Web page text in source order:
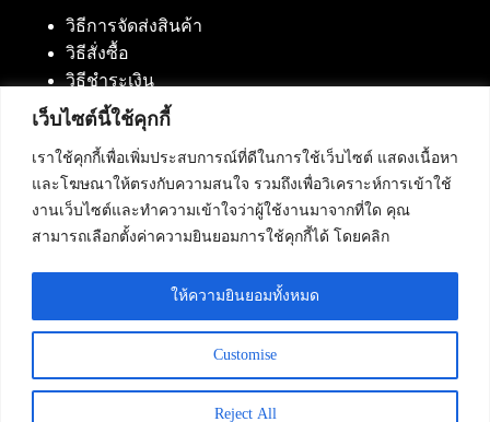
เว็บไซต์นี้ใช้คุกกี้
เราใช้คุกกี้เพื่อเพิ่มประสบการณ์ที่ดีในการใช้เว็บไซต์ แสดงเนื้อหา
และโฆษณาให้ตรงกับความสนใจ รวมถึงเพื่อวิเคราะห์การเข้าใช้
งานเว็บไซต์และทำความเข้าใจว่าผู้ใช้งานมาจากที่ใด คุณ
สามารถเลือกตั้งค่าความยินยอมการใช้คุกกี้ได้ โดยคลิก
Customise
Reject All
ให้ความยินยอมทั้งหมด
วิธีการจัดส่งสินค้า
วิธีสั่งซื้อ
วิธีชำระเงิน
ติดต่อเรา
บริษัท เน็ทฟิวชั่น คอมมิวนิเคชั่น จำกัด 420/94 ถนน
นัมเบอร์วัน-ราม 2 แขวงดอกไม้, เขตประเวศ
กรุงเทพมหานคร 10250
โทรศัพท์ :084-553-4055,086-309-5259,